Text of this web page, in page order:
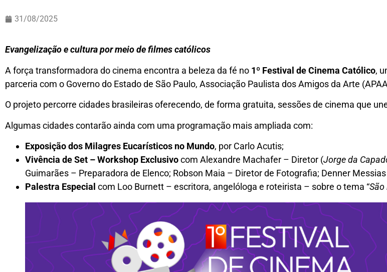
31/08/2025
Evangelização e cultura por meio de filmes católicos
A força transformadora do cinema encontra a beleza da fé no 1º Festival de Cinema Católico,
parceria com o Governo do Estado de São Paulo, Associação Paulista dos Amigos da Arte
O projeto percorre cidades brasileiras oferecendo, de forma gratuita, sessões de cinema que
Algumas cidades contarão ainda com uma programação mais ampliada com:
Exposição dos Milagres Eucarísticos no Mundo, por Carlo Acutis;
Vivência de Set – Workshop Exclusivocom Alexandre Machafer – Diretor (Jorge da
Guimarães – Preparadora de Elenco; Robson Maia – Diretor de Fotografia; Denner
Palestra Especial com Loo Burnett – escritora, angelóloga e roteirista – sobre o tema “São